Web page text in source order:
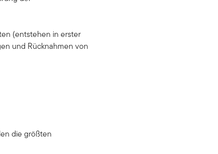
(entstehen in erster
und Rücknahmen von
die größten